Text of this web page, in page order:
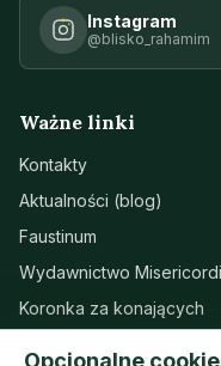
Instagram
@blisko_rahamim
Ważne linki
Kontakty
Aktualności (blog)
Faustinum
Wydawnictwo
Koronka za konających
Opcjonalne